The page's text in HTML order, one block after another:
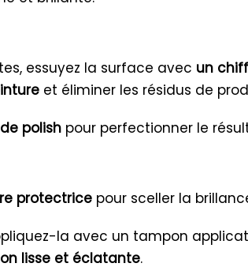
essuyez la surface avec un
et éliminer les résidus de
polish pour perfectionner le
protectrice pour sceller la
la avec un tampon
lisse et éclatante.